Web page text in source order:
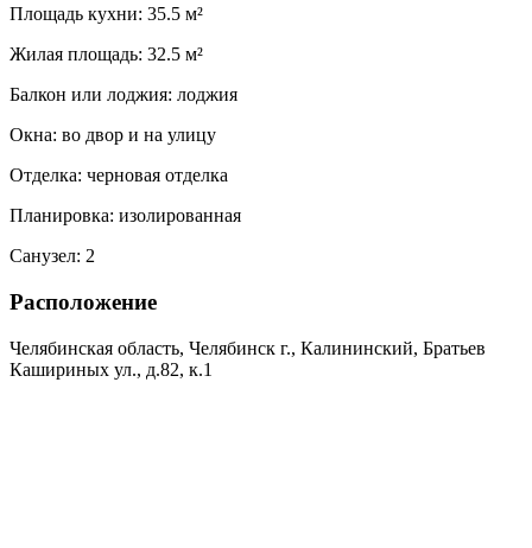
Площадь кухни: 35.5 м²
Жилая площадь: 32.5 м²
Балкон или лоджия: лоджия
Окна: во двор и на улицу
Отделка: черновая отделка
Планировка: изолированная
Санузел: 2
Расположение
Челябинская область, Челябинск г., Калининский, Братьев
Кашириных ул., д.82, к.1